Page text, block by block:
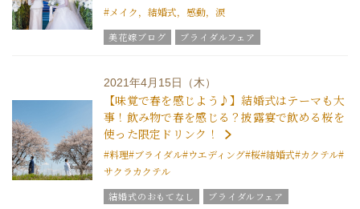
#メイク，結婚式，感動，涙
美花嫁ブログ
ブライダルフェア
結婚式の豆知識
ウエディングスタッフｖｏｉｃｅ
チームグラツィエメンバー
2021年4月15日（木）
【味覚で春を感じよう♪】結婚式はテーマも大
事！飲み物で春を感じる？披露宴で飲める桜を
使った限定ドリンク！
#料理#ブライダル#ウエディング#桜#結婚式#カクテル#
サクラカクテル
結婚式のおもてなし
ブライダルフェア